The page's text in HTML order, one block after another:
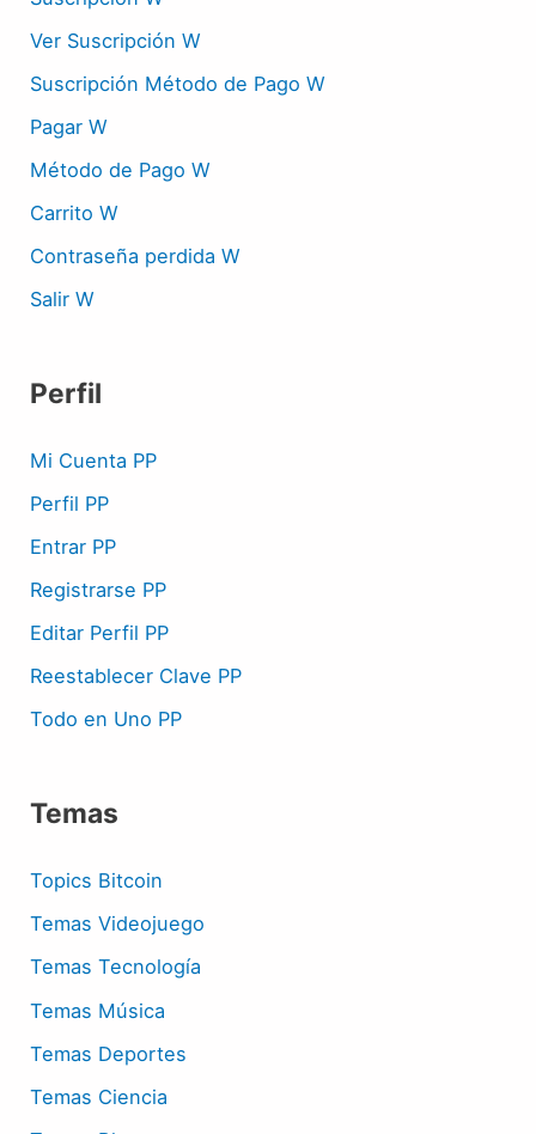
Ver Suscripción W
Suscripción Método de Pago W
Pagar W
Método de Pago W
Carrito W
Contraseña perdida W
Salir W
Perfil
Mi Cuenta PP
Perfil PP
Entrar PP
Registrarse PP
Editar Perfil PP
Reestablecer Clave PP
Todo en Uno PP
Temas
Topics Bitcoin
Temas Videojuego
Temas Tecnología
Temas Música
Temas Deportes
Temas Ciencia